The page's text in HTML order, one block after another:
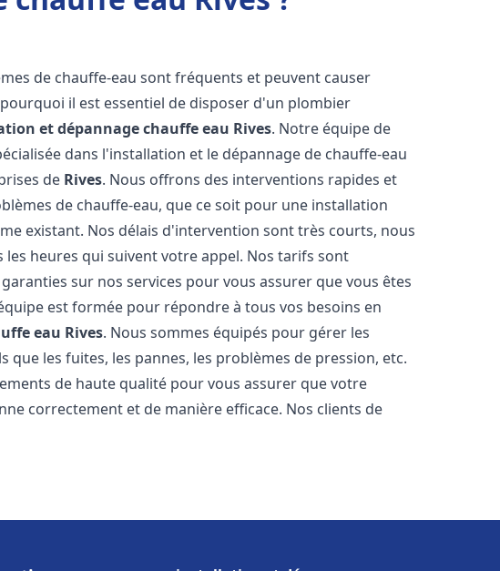
de chauffe-eau sont fréquents et peuvent causer
il est essentiel de disposer d'un plombier
et dépannage chauffe eau Rives. Notre équipe de
dans l'installation et le dépannage de chauffe-eau
de Rives. Nous offrons des interventions rapides et
de chauffe-eau, que ce soit pour une installation
existant. Nos délais d'intervention sont très courts, nous
les heures qui suivent votre appel. Nos tarifs sont
sur nos services pour vous assurer que vous êtes
est formée pour répondre à tous vos besoins en
eau Rives. Nous sommes équipés pour gérer les
que les fuites, les pannes, les problèmes de pression, etc.
de haute qualité pour vous assurer que votre
correctement et de manière efficace. Nos clients de